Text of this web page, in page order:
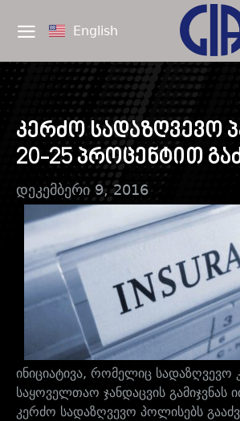
English
კერძო სადაზღვევო
20-25 პროცენტით
დეკემბერი 9, 2016
ინიციატივა, რომელიც სადაზღვევო
საყოველთაო ჯანდაცვის გამიჯვნას
კერძო სადაზღვევო პოლისებს